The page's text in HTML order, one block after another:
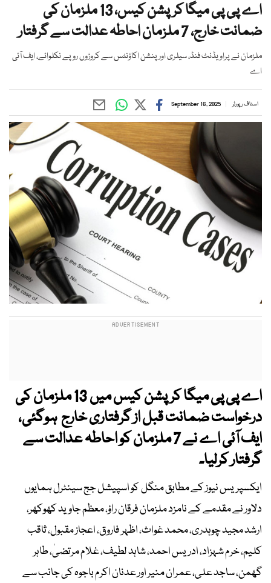
اے پی پی میگا کرپشن کیس، 13 ملزمان کی
ضمانت خارج، 7 ملزمان احاطہ عدالت سے گرفتار
ملزمان نے پراویڈنٹ فنڈ، سیلری اور پنشن اکاؤنٹس سے کروڑوں روپے نکلوائے، ایف آئی
اے
اسٹاف رپورٹر September 16, 2025
اے پی پی میگا کرپشن کیس میں 13 ملزمان کی
درخواست ضمانت قبل از گرفتاری خارج ہوگئی،
ایف آئی اے نے 7 ملزمان کو احاطہ عدالت سے
گرفتار کرلیا۔
ایکسپریس نیوز کے مطابق منگل کو اسپیشل جج سینٹرل ہمایوں
دلاور نے مقدمے کے نامزد ملزمان فرقان راؤ، معظم جاوید کھوکھر،
ارشد مجید چوہدری، محمد غواث، اظہر فاروق، اعجاز مقبول، ثاقب
کلیم، خرم شہزاد، ادریس احمد، شاہد لطیف، غلام مرتضیٰ، طاہر
گھمن، ساجد علی، عمران منیر اور عدنان اکرم باجوہ کی جانب سے